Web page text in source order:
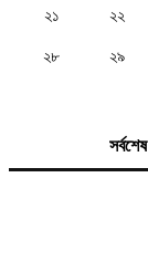
২১ ২২
২৮ ২৯
সর্বশেষ